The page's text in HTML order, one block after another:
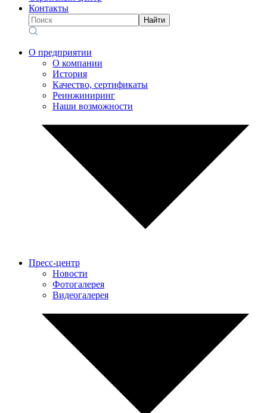
Контакты
Найти
О предприятии
О компании
История
Качество, сертификаты
Реинжиниринг
Наши возможности
Пресс-центр
Новости
Фотогалерея
Видеогалерея